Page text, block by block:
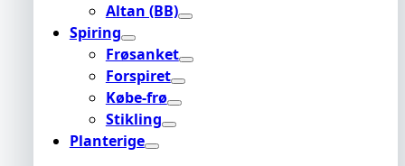
Altan (BB)
Spiring
Frøsanket
Forspiret
Købe-frø
Stikling
Planterige